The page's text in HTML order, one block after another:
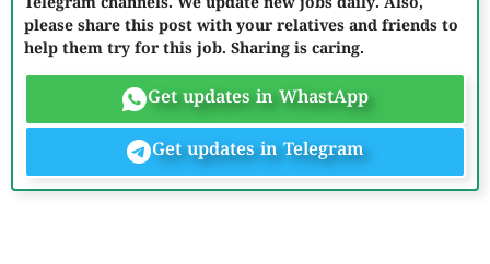
Telegram channels. We update new jobs daily. Also,
please share this post with your relatives and friends to
help them try for this job. Sharing is caring.
Get updates in WhastApp
Get updates in Telegram